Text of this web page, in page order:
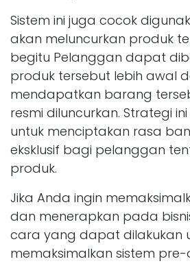
Sistem ini juga cocok
akan meluncurkan produk
begitu Pelanggan dapat
produk tersebut lebih awal
mendapatkan barang
resmi diluncurkan. Strategi
untuk menciptakan rasa
eksklusif bagi pelanggan
produk.
Jika Anda ingin
dan menerapkan pada
cara yang dapat dilakukan
memaksimalkan sistem pre-